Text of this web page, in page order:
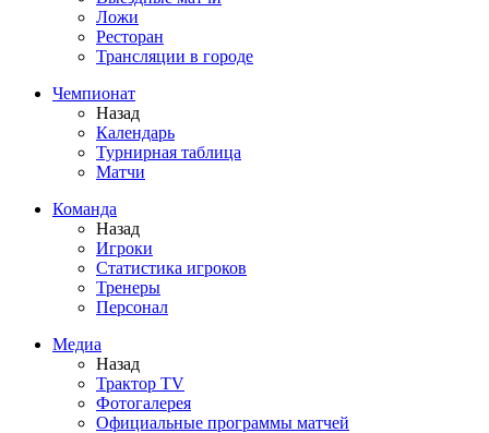
Ложи
Ресторан
Трансляции в городе
Чемпионат
Назад
Календарь
Турнирная таблица
Матчи
Команда
Назад
Игроки
Статистика игроков
Тренеры
Персонал
Медиа
Назад
Трактор TV
Фотогалерея
Официальные программы матчей